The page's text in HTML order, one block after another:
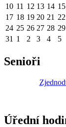
10 11 12 13 14 15
17 18 19 20 21 22
24 25 26 27 28 29
31 1 2 3 4 5
Senioři
Úřední